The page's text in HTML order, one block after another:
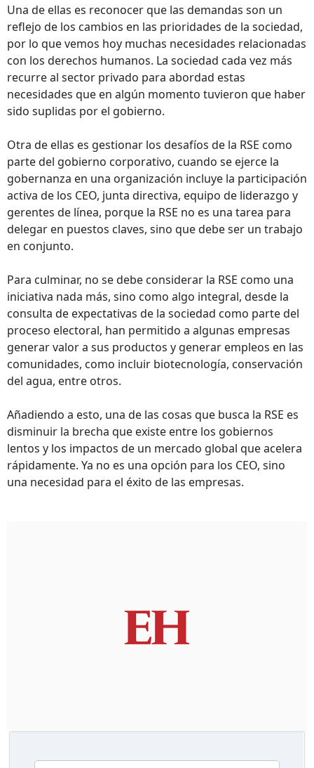
Una de ellas es reconocer que las demandas son un
reflejo de los cambios en las prioridades de la sociedad,
por lo que vemos hoy muchas necesidades relacionadas
con los derechos humanos. La sociedad cada vez más
recurre al sector privado para abordad estas
necesidades que en algún momento tuvieron que haber
sido suplidas por el gobierno.
Otra de ellas es gestionar los desafíos de la RSE como
parte del gobierno corporativo, cuando se ejerce la
gobernanza en una organización incluye la participación
activa de los CEO, junta directiva, equipo de liderazgo y
gerentes de línea, porque la RSE no es una tarea para
delegar en puestos claves, sino que debe ser un trabajo
en conjunto.
Para culminar, no se debe considerar la RSE como una
iniciativa nada más, sino como algo integral, desde la
consulta de expectativas de la sociedad como parte del
proceso electoral, han permitido a algunas empresas
generar valor a sus productos y generar empleos en las
comunidades, como incluir biotecnología, conservación
del agua, entre otros.
Añadiendo a esto, una de las cosas que busca la RSE es
disminuir la brecha que existe entre los gobiernos
lentos y los impactos de un mercado global que acelera
rápidamente. Ya no es una opción para los CEO, sino
una necesidad para el éxito de las empresas.